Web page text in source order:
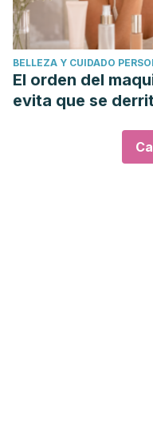
BELLEZA Y CUIDADO
El orden del
evita que se